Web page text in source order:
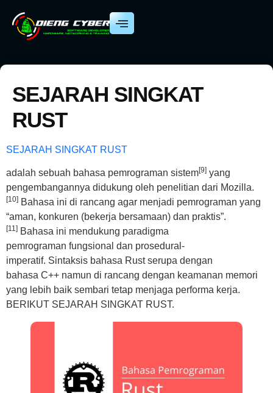
SEJARAH SINGKAT
RUST
SEJARAH SINGKAT RUST
adalah sebuah bahasa pemrograman sistem[9] yang
pengembangannya didukung oleh penelitian dari Mozilla.
[10] Bahasa ini di rancang agar menjadi pemrograman yang
“aman, konkuren (bekerja bersamaan) dan praktis”.
[11] Bahasa ini mendukung paradigma
pemrograman fungsional dan prosedural-
imperatif. Sintaksis bahasa Rust serupa dengan
bahasa C++ namun di rancang dengan keamanan memori
yang lebih baik sembari tetap menjaga performa kerja.
BERIKUT SEJARAH SINGKAT RUST.